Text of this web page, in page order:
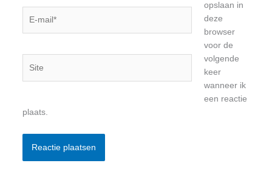
opslaan in
deze
browser
voor de
volgende
keer
wanneer ik
een reactie
plaats.